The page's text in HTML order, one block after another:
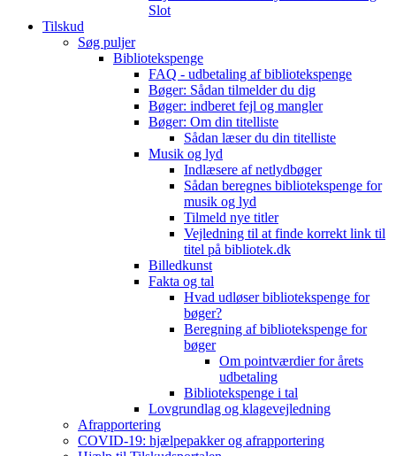
Slot
Tilskud
Søg puljer
Bibliotekspenge
FAQ - udbetaling af bibliotekspenge
Bøger: Sådan tilmelder du dig
Bøger: indberet fejl og mangler
Bøger: Om din titelliste
Sådan læser du din titelliste
Musik og lyd
Indlæsere af netlydbøger
Sådan beregnes bibliotekspenge for
musik og lyd
Tilmeld nye titler
Vejledning til at finde korrekt link til
titel på bibliotek.dk
Billedkunst
Fakta og tal
Hvad udløser bibliotekspenge for
bøger?
Beregning af bibliotekspenge for
bøger
Om pointværdier for årets
udbetaling
Bibliotekspenge i tal
Lovgrundlag og klagevejledning
Afrapportering
COVID-19: hjælpepakker og afrapportering